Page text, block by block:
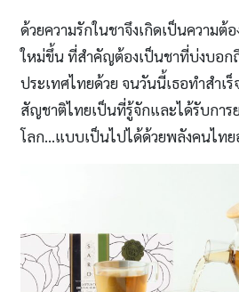
ด้วยความรักในชาจึงเกิดเป็นความต้
ใหม่ขึ้น ที่สำคัญต้องเป็นชาที่บ่งบอก
ประเทศไทยด้วย จนวันนี้เธอทำสำเร็
สัญชาติไทยเป็นที่รู้จักและได้รับการ
โลก…แบบเป็นไปได้ด้วยพลังคนไทย